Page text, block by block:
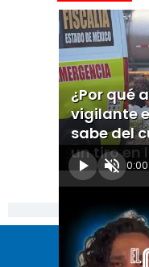
¿Por qué
vigilante
sabe del
un tiro en
0:00